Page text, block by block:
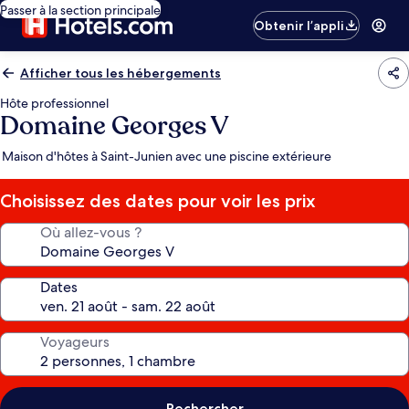
Passer à la section principale
Obtenir l’appli
Afficher tous les hébergements
Hôte professionnel
Domaine Georges V
Maison d'hôtes à Saint-Junien avec une piscine extérieure
Choisissez des dates pour voir les prix
Où allez-vous ?
Dates
Voyageurs